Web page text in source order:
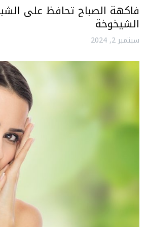
فاكهة الصباح تحافظ على
الشيخوخة
سبتمبر 2, 2024